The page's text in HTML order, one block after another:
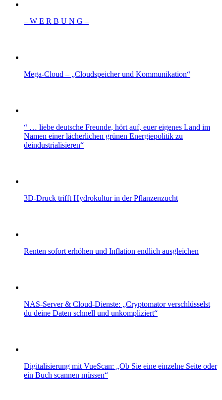
– W Ε R Β U Ν G –
Mega-Cloud – „Cloudspeicher und Kommunikation“
“ … liebe deutsche Freunde, hört auf, euer eigenes Land im
Namen einer lächerlichen grünen Energiepolitik zu
deindustrialisieren“
3D‑Druck trifft Hydrokultur in der Pflanzenzucht
Renten sofort erhöhen und Inflation endlich ausgleichen
NAS-Server & Cloud-Dienste: „Cryptomator ver­schlüsselst
du deine Daten schnell und unkompliziert“
Digitalisierung mit VueScan: „Ob Sie eine einzelne Seite oder
ein Buch scannen müssen“